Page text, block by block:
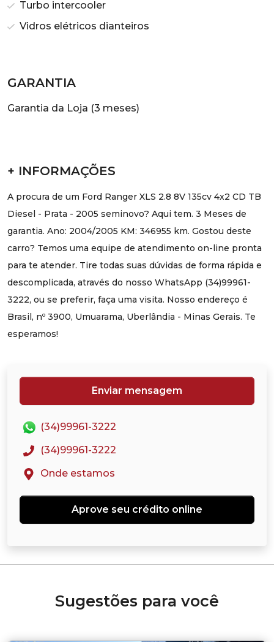
Turbo intercooler
Vidros elétricos dianteiros
GARANTIA
Garantia da Loja (3 meses)
+ INFORMAÇÕES
A procura de um Ford Ranger XLS 2.8 8V 135cv 4x2 CD TB
Diesel - Prata - 2005 seminovo? Aqui tem. 3 Meses de
garantia. Ano: 2004/2005 KM: 346955 km. Gostou deste
carro? Temos uma equipe de atendimento on-line pronta
para te atender. Tire todas suas dúvidas de forma rápida e
descomplicada, através do nosso WhatsApp (34)99961-
3222, ou se preferir, faça uma visita. Nosso endereço é
Brasil, nº 3900, Umuarama, Uberlândia - Minas Gerais. Te
esperamos!
Enviar mensagem
(34)99961-3222
(34)99961-3222
Onde estamos
Aprove seu crédito online
Sugestões para você